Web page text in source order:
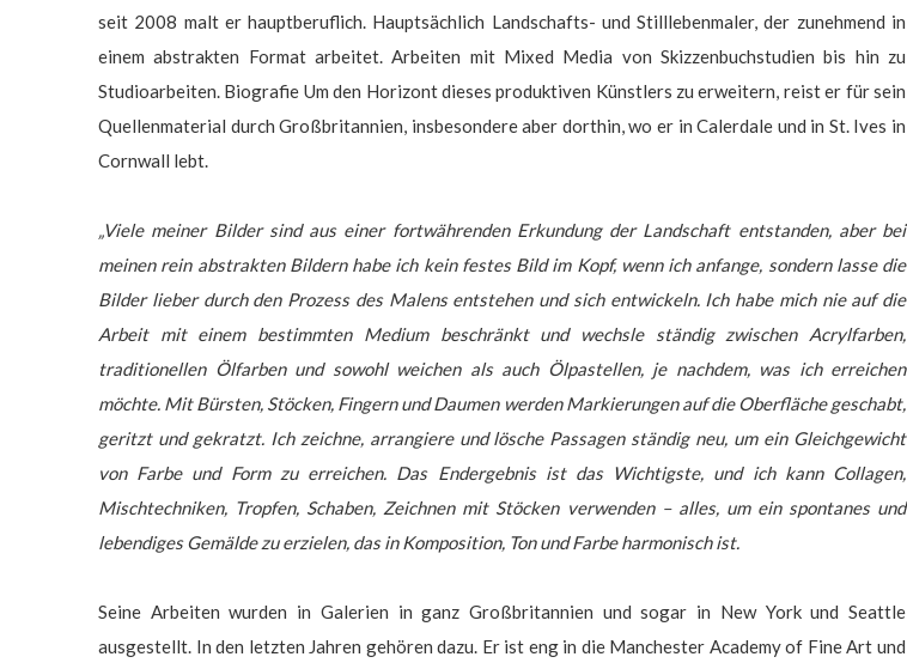
seit 2008 malt er hauptberuflich. Hauptsächlich Landschafts- und Stilllebenmaler, der zunehmend in
einem abstrakten Format arbeitet. Arbeiten mit Mixed Media von Skizzenbuchstudien bis hin zu
Studioarbeiten. Biografie Um den Horizont dieses produktiven Künstlers zu erweitern, reist er für sein
Quellenmaterial durch Großbritannien, insbesondere aber dorthin, wo er in Calerdale und in St. Ives in
Cornwall lebt.
„Viele meiner Bilder sind aus einer fortwährenden Erkundung der Landschaft entstanden, aber bei
meinen rein abstrakten Bildern habe ich kein festes Bild im Kopf, wenn ich anfange, sondern lasse die
Bilder lieber durch den Prozess des Malens entstehen und sich entwickeln. Ich habe mich nie auf die
Arbeit mit einem bestimmten Medium beschränkt und wechsle ständig zwischen Acrylfarben,
traditionellen Ölfarben und sowohl weichen als auch Ölpastellen, je nachdem, was ich erreichen
möchte. Mit Bürsten, Stöcken, Fingern und Daumen werden Markierungen auf die Oberfläche geschabt,
geritzt und gekratzt. Ich zeichne, arrangiere und lösche Passagen ständig neu, um ein Gleichgewicht
von Farbe und Form zu erreichen. Das Endergebnis ist das Wichtigste, und ich kann Collagen,
Mischtechniken, Tropfen, Schaben, Zeichnen mit Stöcken verwenden – alles, um ein spontanes und
lebendiges Gemälde zu erzielen, das in Komposition, Ton und Farbe harmonisch ist.
Seine Arbeiten wurden in Galerien in ganz Großbritannien und sogar in New York und Seattle
ausgestellt. In den letzten Jahren gehören dazu. Er ist eng in die Manchester Academy of Fine Art und